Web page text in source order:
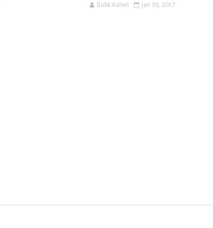
Bidik Kalsel Jan 30, 2017